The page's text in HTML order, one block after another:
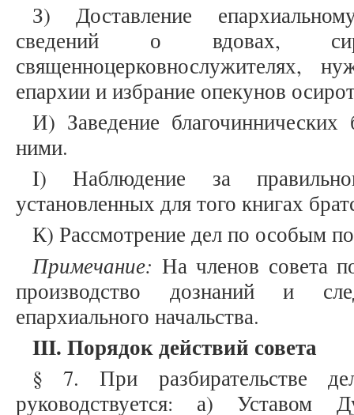
З) Доставление
сведений о вдовах,
священноцерковнослужителях,
епархии и избрание опекунов
И) Заведение
ними.
I) Наблюдение за
установленных для того книгах
К) Рассмотрение дел по особым
Примечание: На членов совета
производство дознаний и
епархиального начальства.
III. Порядок действий совета
§ 7. При разбирательстве
руководствуется: а) Уставом